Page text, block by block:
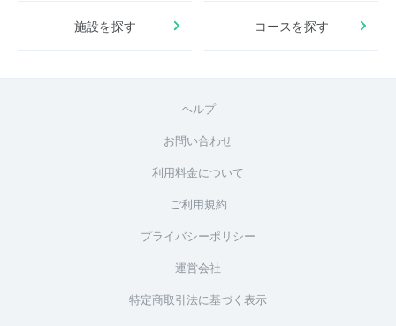
施設を探す コースを探す
ヘルプ
お問い合わせ
利用料金について
ご利用規約
プライバシーポリシー
運営会社
特定商取引法に基づく表示